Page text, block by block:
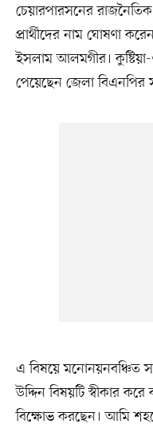
চেয়ারপারসনের
প্রার্থীদের নাম ঘোষণা
ইসলাম আলমগীর।
পেয়েছেন জেলা
এ বিষয়ে মনোনয়নবঞ্চিত
উদ্দিন বিষয়টি স্বীকার
বিক্ষোভ করছেন। আমি